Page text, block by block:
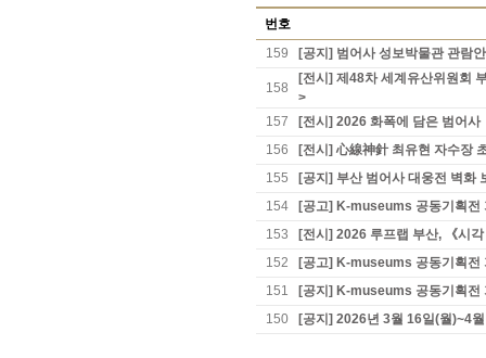
번호
159
[공지] 범어사 성보박물관 관람
158
[전시] 제48차 세계유산위원회
>
157
[전시] 2026 화폭에 담은 범어사
156
[전시] 心線神針 최유현 자수장
155
[공지] 부산 범어사 대웅전 벽화
154
[공고] K-museums 공동기획전
153
[전시] 2026 루프랩 부산, 《시
152
[공고] K-museums 공동기획전
151
[공지] K-museums 공동기획전
150
[공지] 2026년 3월 16일(월)~4